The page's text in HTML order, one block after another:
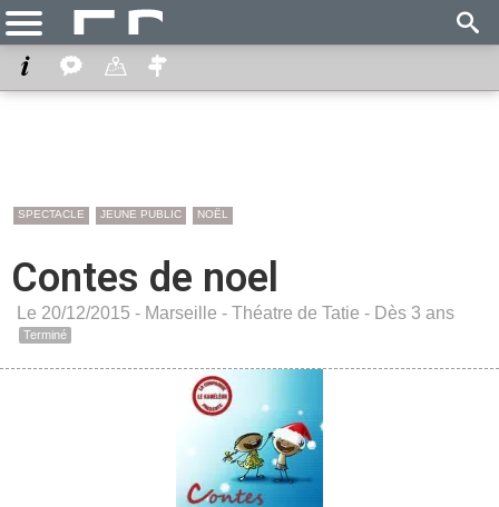
SPECTACLE JEUNE PUBLIC NOËL
Contes de noel
Le 20/12/2015 - Marseille - Théatre de Tatie - Dès 3 ans
Terminé